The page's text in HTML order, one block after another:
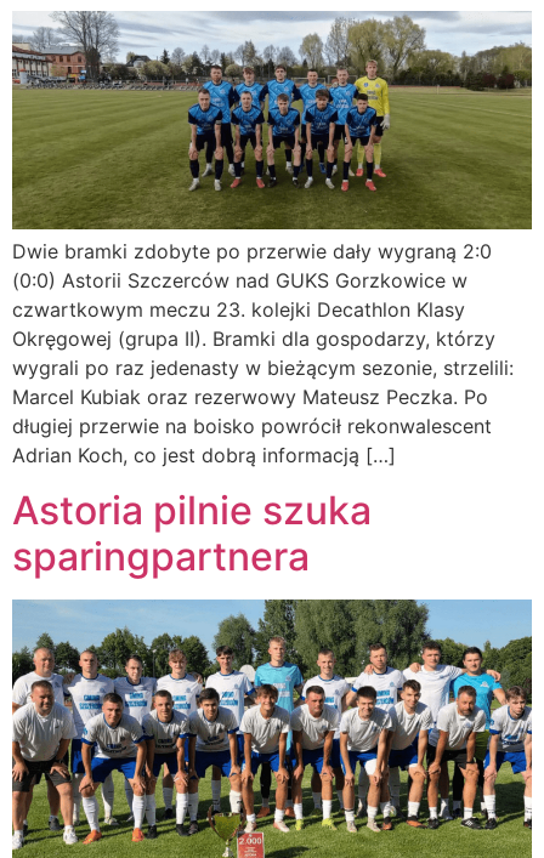
Dwie bramki zdobyte po przerwie dały wygraną 2:0
(0:0) Astorii Szczerców nad GUKS Gorzkowice w
czwartkowym meczu 23. kolejki Decathlon Klasy
Okręgowej (grupa II). Bramki dla gospodarzy, którzy
wygrali po raz jedenasty w bieżącym sezonie, strzelili:
Marcel Kubiak oraz rezerwowy Mateusz Peczka. Po
długiej przerwie na boisko powrócił rekonwalescent
Adrian Koch, co jest dobrą informacją […]
Astoria pilnie szuka
sparingpartnera